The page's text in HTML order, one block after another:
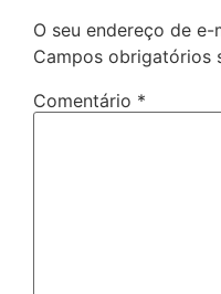
O seu endereço de
Campos obrigatórios
Comentário *